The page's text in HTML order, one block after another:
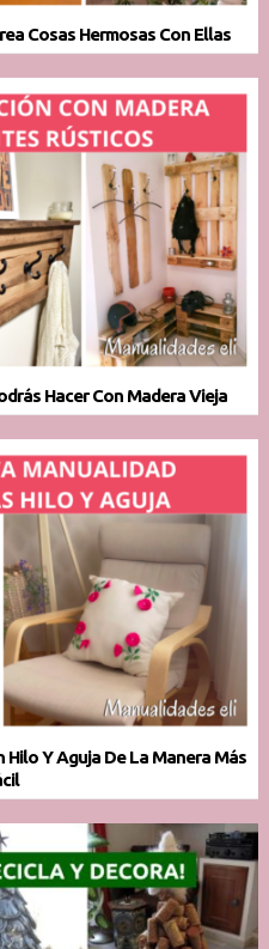
Cosas Hermosas Con Ellas
Hacer Con Madera Vieja
Y Aguja De La Manera Más